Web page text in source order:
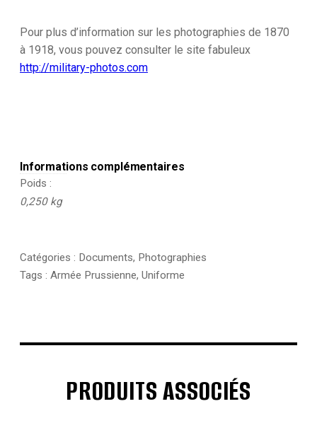
Pour plus d’information sur les photographies de 1870
à 1918, vous pouvez consulter le site fabuleux
http://military-photos.com
Informations complémentaires
Poids
0,250 kg
Catégories : Documents, Photographies
Tags : Armée Prussienne, Uniforme
PRODUITS ASSOCIÉS